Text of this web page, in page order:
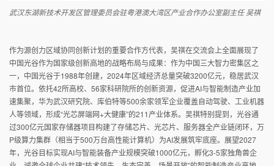
武汉东湖新技术开发区管理委员会驻粤港澳大湾区产业合作办公室副主任 吴祺
作为源创力区域协同创新计划的重要合作方代表，吴祺在交流会上全面展现了
中国光谷作为国家级创新高地的战略布局与成果：作为中国三大智力密集区之
一，中国光谷于1988年创建，2024年区域经济总量突破3200亿元，稳居武汉
市首位。依托42所高校、56家科研院所的创新资源，促进AI与智能制造产业加
速集聚，华为武汉研究院、库伯特等500余家领军企业覆盖自动驾驶、工业机器
人等领域，形成“光芯屏端网+大健康”的211产业体系。吴祺特别提到，光谷通
过300亿元国家存储器项目构建了存储芯片、光芯片、服务器全产业链闭环，万
P级算力集群（相当于500万台高性能计算机）为AI发展筑牢底座。展望2027
年，光谷目标实现AI与智能装备产业规模突破1000亿元，孵化3-5家独角兽企